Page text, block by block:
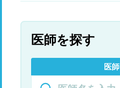
医師を探す
医師